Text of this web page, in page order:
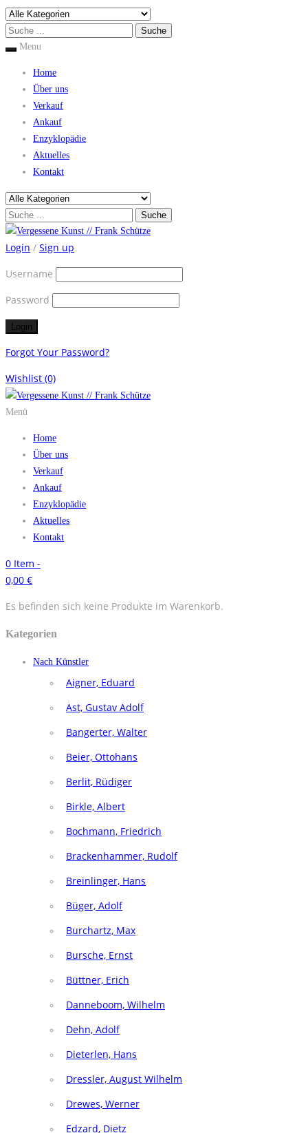
Menu
Home
Über uns
Verkauf
Ankauf
Enzyklopädie
Aktuelles
Kontakt
Login / Sign up
Username
Password
Forgot Your Password?
Wishlist (0)
Menü
Home
Über uns
Verkauf
Ankauf
Enzyklopädie
Aktuelles
Kontakt
0 Item -
0,00 €
Es befinden sich keine Produkte im Warenkorb.
Kategorien
Nach Künstler
Aigner, Eduard
Ast, Gustav Adolf
Bangerter, Walter
Beier, Ottohans
Berlit, Rüdiger
Birkle, Albert
Bochmann, Friedrich
Brackenhammer, Rudolf
Breinlinger, Hans
Büger, Adolf
Burchartz, Max
Bursche, Ernst
Büttner, Erich
Danneboom, Wilhelm
Dehn, Adolf
Dieterlen, Hans
Dressler, August Wilhelm
Drewes, Werner
Edzard, Dietz